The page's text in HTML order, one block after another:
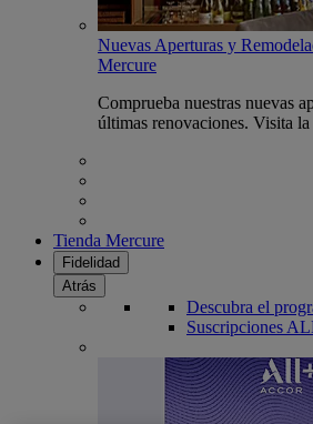
Nuevas Aperturas y
Mercure
Comprueba nuestras nuevas
últimas renovaciones. Visita
Tienda Mercure
Fidelidad
Atrás
Descubra el
Suscripciones